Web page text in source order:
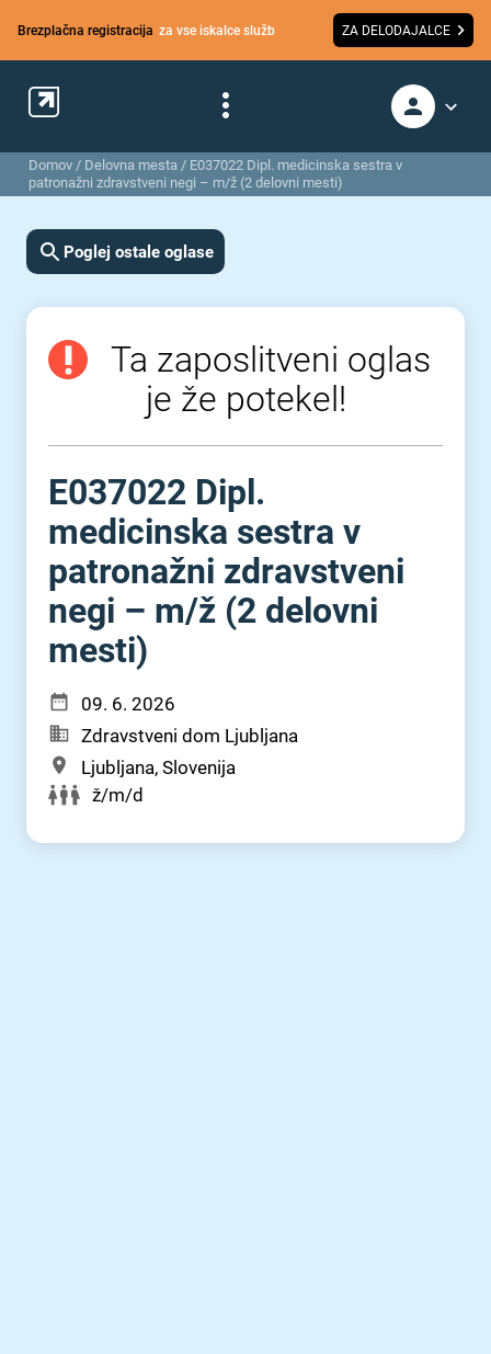
Brezplačna registracija za vse iskalce služb ZA DELODAJALCE
Domov / Delovna mesta / E037022 Dipl. medicinska sestra v
patronažni zdravstveni negi – m/ž (2 delovni mesti)
Poglej ostale oglase
Ta zaposlitveni oglas
je že potekel!
E037022 Dipl.
medicinska sestra v
patronažni zdravstveni
negi – m⁠/⁠ž (2 delovni
mesti)
09. 6. 2026
Zdravstveni dom Ljubljana
Ljubljana, Slovenija
ž/m/d